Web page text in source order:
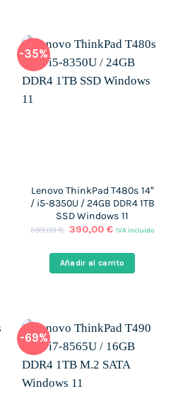
-35%
Lenovo ThinkPad T480s 14″
/ i5-8350U / 24GB DDR4 1TB
SSD Windows 11
599,00€ El
era:
599,00 €.
390,00 €El
es:
390,00 €.
IVA incluido
Añadir al carrito
-69%